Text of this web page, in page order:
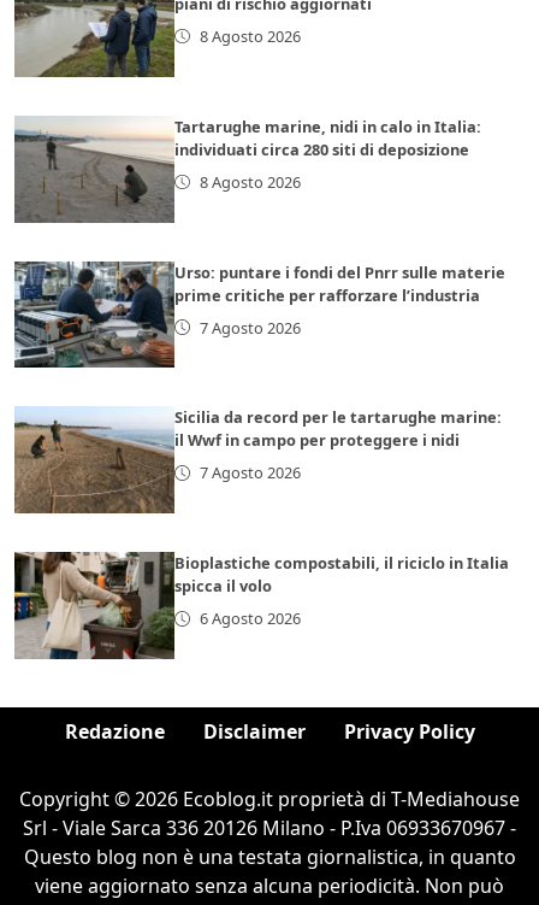
8 Agosto 2026
Tartarughe marine, nidi in calo in Italia:
individuati circa 280 siti di deposizione
8 Agosto 2026
Urso: puntare i fondi del Pnrr sulle materie
prime critiche per rafforzare l’industria
7 Agosto 2026
Sicilia da record per le tartarughe marine:
il Wwf in campo per proteggere i nidi
7 Agosto 2026
Bioplastiche compostabili, il riciclo in Italia
spicca il volo
6 Agosto 2026
Redazione Disclaimer Privacy Policy
Copyright © 2026 Ecoblog.it proprietà di T-Mediahouse
Srl - Viale Sarca 336 20126 Milano - P.Iva 06933670967 -
Questo blog non è una testata giornalistica, in quanto
viene aggiornato senza alcuna periodicità. Non può